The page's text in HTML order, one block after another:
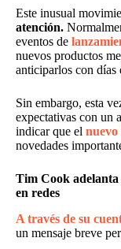
Este inusual
atención.
eventos de
nuevos productos
anticiparlos con días
Sin embargo, esta
expectativas con un
indicar que el nuevo
novedades
Tim Cook adelanta
en redes
A través de su
un mensaje breve